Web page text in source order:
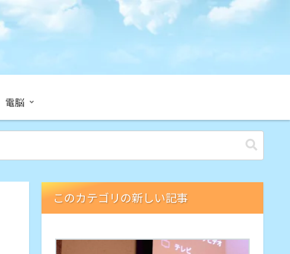
電脳
このカテゴリの新しい記事